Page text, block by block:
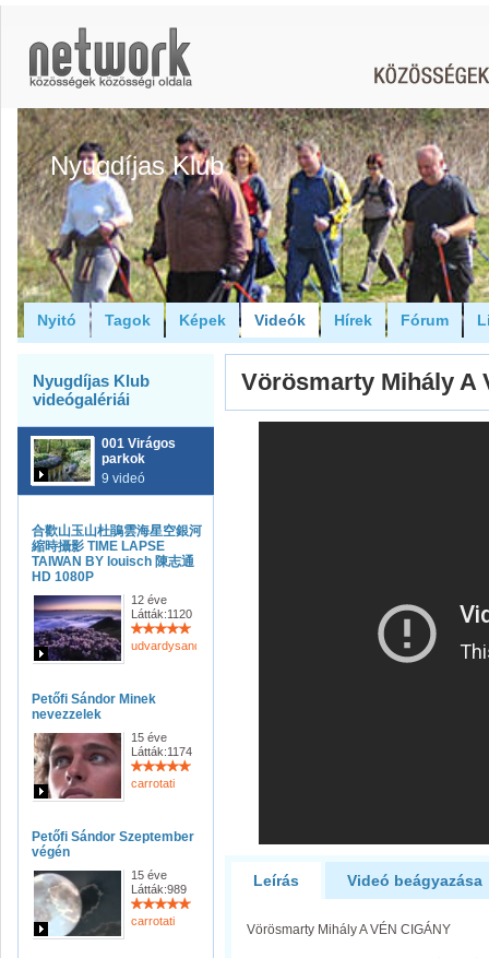
Nyugdíjas Klub
Nyitó Tagok Képek Videók Hírek Fórum
Nyugdíjas Klub
videógalériái
001 Virágos
parkok
9 videó
合歡山玉山杜鵑雲海星空銀河
縮時攝影 TIME LAPSE
TAIWAN BY louisch 陳志通
HD 1080P
12 éve
Látták:1120
udvardysandor
Petőfi Sándor Minek
nevezzelek
15 éve
Látták:1174
carrotati
Petőfi Sándor Szeptember
végén
15 éve
Látták:989
carrotati
Vörösmarty Mihály A
Leírás Videó beágyazása
Vörösmarty Mihály A VÉN CIGÁNY